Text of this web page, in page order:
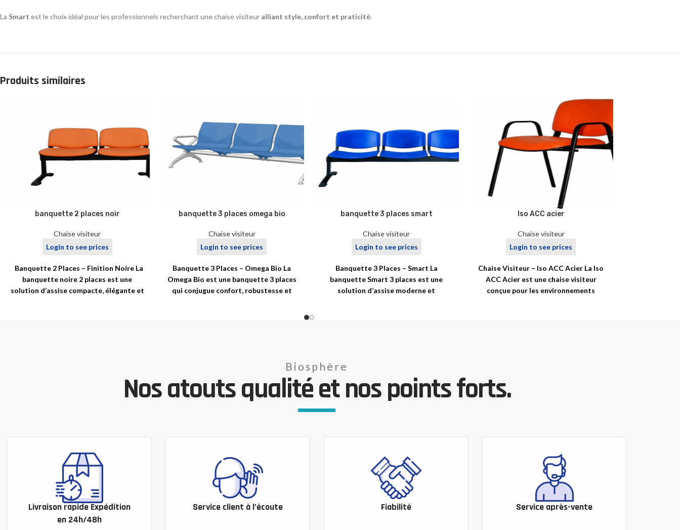
La Smart est le choix idéal pour les professionnels recherchant une chaise visiteur alliant style, confort et praticité.
Produits similaires
banquette 2 places noir
Chaise visiteur
Login to see prices
Banquette 2 Places – Finition Noire La
banquette noire 2 places est une
solution d’assise compacte, élégante et
banquette 3 places omega bio
Chaise visiteur
Login to see prices
Banquette 3 Places – Omega Bio La
Omega Bio est une banquette 3 places
qui conjugue confort, robustesse et
banquette 3 places smart
Chaise visiteur
Login to see prices
Banquette 3 Places – Smart La
banquette Smart 3 places est une
solution d’assise moderne et
Iso ACC acier
Chaise visiteur
Login to see prices
Chaise Visiteur – Iso ACC Acier La Iso
ACC Acier est une chaise visiteur
conçue pour les environnements
Biosphère
Nos atouts qualité et nos points forts.
Livraison rapide Expédition
en 24h/48h
Service client à l’écoute Fiabilité Service après-vente